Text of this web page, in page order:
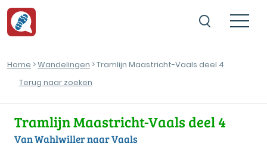
Home >Wandelingen > Tramlijn Maastricht-Vaals deel 4
Terug naar zoeken
Tramlijn Maastricht-Vaals deel 4
Van Wahlwiller naar Vaals